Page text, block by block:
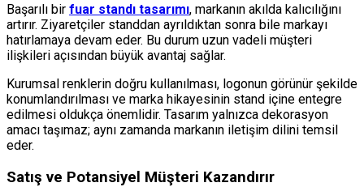
Başarılı bir fuar standı tasarımı, markanın akılda kalıcılığını
artırır. Ziyaretçiler standdan ayrıldıktan sonra bile markayı
hatırlamaya devam eder. Bu durum uzun vadeli müşteri
ilişkileri açısından büyük avantaj sağlar.
Kurumsal renklerin doğru kullanılması, logonun görünür şekilde
konumlandırılması ve marka hikayesinin stand içine entegre
edilmesi oldukça önemlidir. Tasarım yalnızca dekorasyon
amacı taşımaz; aynı zamanda markanın iletişim dilini temsil
eder.
Satış ve Potansiyel Müşteri Kazandırır